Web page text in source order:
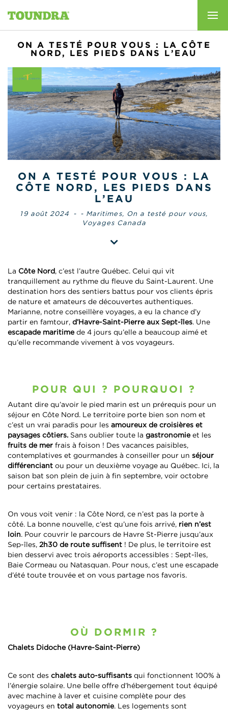
ON A TESTÉ POUR VOUS : LA CÔTE
NORD, LES PIEDS DANS L’EAU
ON A TESTÉ POUR VOUS : LA
CÔTE NORD, LES PIEDS DANS
L’EAU
19 août 2024 - - Maritimes, On a testé pour vous
Voyages Canada
La Côte Nord , c’est l’autre Québec. Celui qui vit
tranquillement au rythme du fleuve du Saint-Laurent. Une
destination hors des sentiers battus pour vos clients épris
de nature et amateurs de découvertes authentiques.
Marianne, notre conseillère voyages, a eu la chance d’y
partir en famtour, d’Havre-Saint-Pierre aux Sept-îles . Une
escapade maritimede 4 jours qu’elle a beaucoup aimé et
qu’elle recommande vivement à vos voyageurs.
POUR QUI ? POURQUOI ?
Autant dire qu’avoir le pied marin est un prérequis pour un
séjour en Côte Nord. Le territoire porte bien son nom et
c’est un vrai paradis pour les amoureux de croisières et
paysages côtiers. Sans oublier toute la gastronomieet les
fruits de mer frais à foison ! Des vacances paisibles,
contemplatives et gourmandes à conseiller pour un séjour
différenciant ou pour un deuxième voyage au Québec. Ici, la
saison bat son plein de juin à fin septembre, voir octobre
pour certains prestataires.
On vous voit venir : la Côte Nord, ce n’est pas la porte à
côté. La bonne nouvelle, c’est qu’une fois arrivé, rien n’est
loin . Pour couvrir le parcours de Havre St-Pierre jusqu’aux
Sep-îles, 2h30 de route suffisent ! De plus, le territoire est
bien desservi avec trois aéroports accessibles : Sept-îles,
Baie Cormeau ou Natasquan. Pour nous, c’est une escapade
d’été toute trouvée et on vous partage nos favoris.
OÙ DORMIR ?
Chalets Didoche (Havre-Saint-Pierre)
Ce sont des chalets auto-suffisants qui fonctionnent 100% à
l’énergie solaire. Une belle offre d’hébergement tout équipé
avec machine à laver et cuisine complète pour des
voyageurs en total autonomie. Les logements sont